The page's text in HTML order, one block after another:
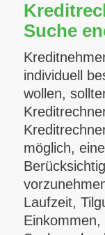
Suche
individuell
wollen,
möglich,
Laufzeit,